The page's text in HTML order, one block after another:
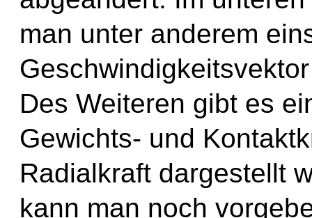
man unter anderem
Des Weiteren gibt es
Gewichts- und
Radialkraft dargestellt
kann man noch